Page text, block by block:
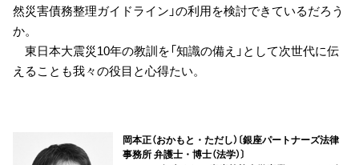
然災害債務整理ガイドライン」の利用を検討できているだろう
か。
東日本大震災10年の教訓を「知識の備え」として次世代に伝
えることも我々の役目と心得たい。
岡本正（おかもと・ただし）〔銀座パートナーズ法律
事務所 弁護士・博士（法学）〕